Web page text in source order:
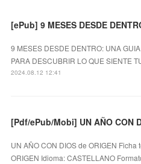
[ePub] 9 MESES DESDE
9 MESES DESDE DENTRO: UNA
PARA DESCUBRIR LO QUE SIENTE
2024.08.12 12:41
UN AÑO CON DIOS de ORIGEN Ficha
ORIGEN Idioma: CASTELLANO